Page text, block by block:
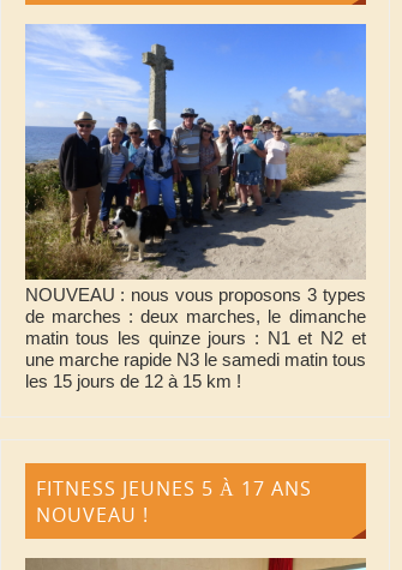
NOUVEAU : nous vous proposons 3 types
de marches : deux marches, le dimanche
matin tous les quinze jours : N1 et N2 et
une marche rapide N3 le samedi matin tous
les 15 jours de 12 à 15 km !
FITNESS JEUNES 5 À 17 ANS
NOUVEAU !